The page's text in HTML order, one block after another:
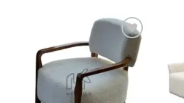
Add to
wishlist